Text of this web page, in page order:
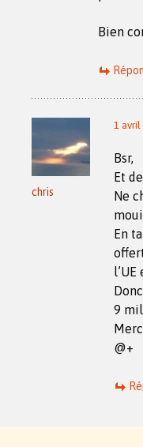
Bien
chris
1 avril
Bsr,
Et
Ne
En
9
@+